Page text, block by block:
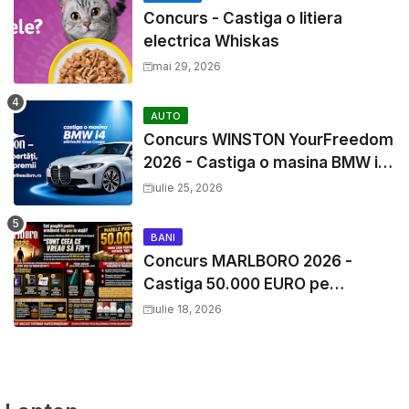
Concurs - Castiga o litiera
electrica Whiskas
mai 29, 2026
AUTO
Concurs WINSTON YourFreedom
2026 - Castiga o masina BMW i4
si mii de premii cash
iulie 25, 2026
BANI
Concurs MARLBORO 2026 -
Castiga 50.000 EURO pe
YourDecision.ro
iulie 18, 2026